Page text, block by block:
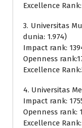
Excellence Rank:
3. Universitas
dunia: 1.974)
Impact rank:
Openness
Excellence
4. Universitas
Impact rank:
Openness rank:
Excellence